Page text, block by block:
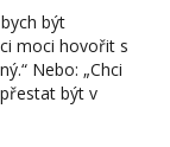
být
moci hovořit s
Nebo: „Chci
být v